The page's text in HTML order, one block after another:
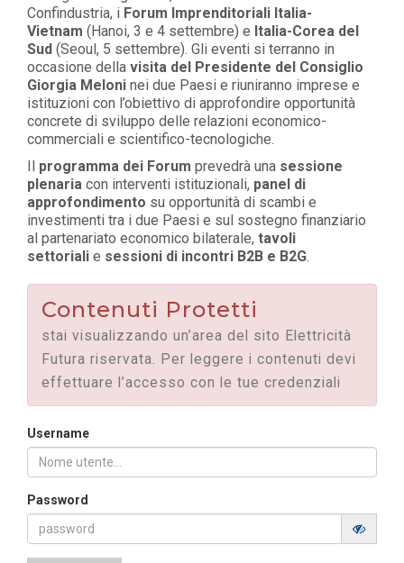
Confindustria, i Forum Imprenditoriali Italia-
Vietnam (Hanoi, 3 e 4 settembre) e Italia-Corea del
Sud (Seoul, 5 settembre). Gli eventi si terranno in
occasione della visita del Presidente del Consiglio
Giorgia Meloni nei due Paesi e riuniranno imprese e
istituzioni con l’obiettivo di approfondire opportunità
concrete di sviluppo delle relazioni economico-
commerciali e scientifico-tecnologiche.
Il programma dei Forum prevedrà una sessione
plenaria con interventi istituzionali, panel di
approfondimento su opportunità di scambi e
investimenti tra i due Paesi e sul sostegno finanziario
al partenariato economico bilaterale, tavoli
settoriali e sessioni di incontri B2B e B2G.
Contenuti Protetti
stai visualizzando un’area del sito Elettricità
Futura riservata. Per leggere i contenuti devi
effettuare l’accesso con le tue credenziali
Username
Password